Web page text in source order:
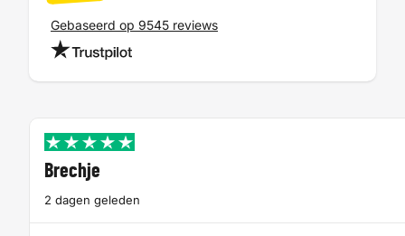
Gebaseerd op 9545 reviews
Brechje
2 dagen geleden